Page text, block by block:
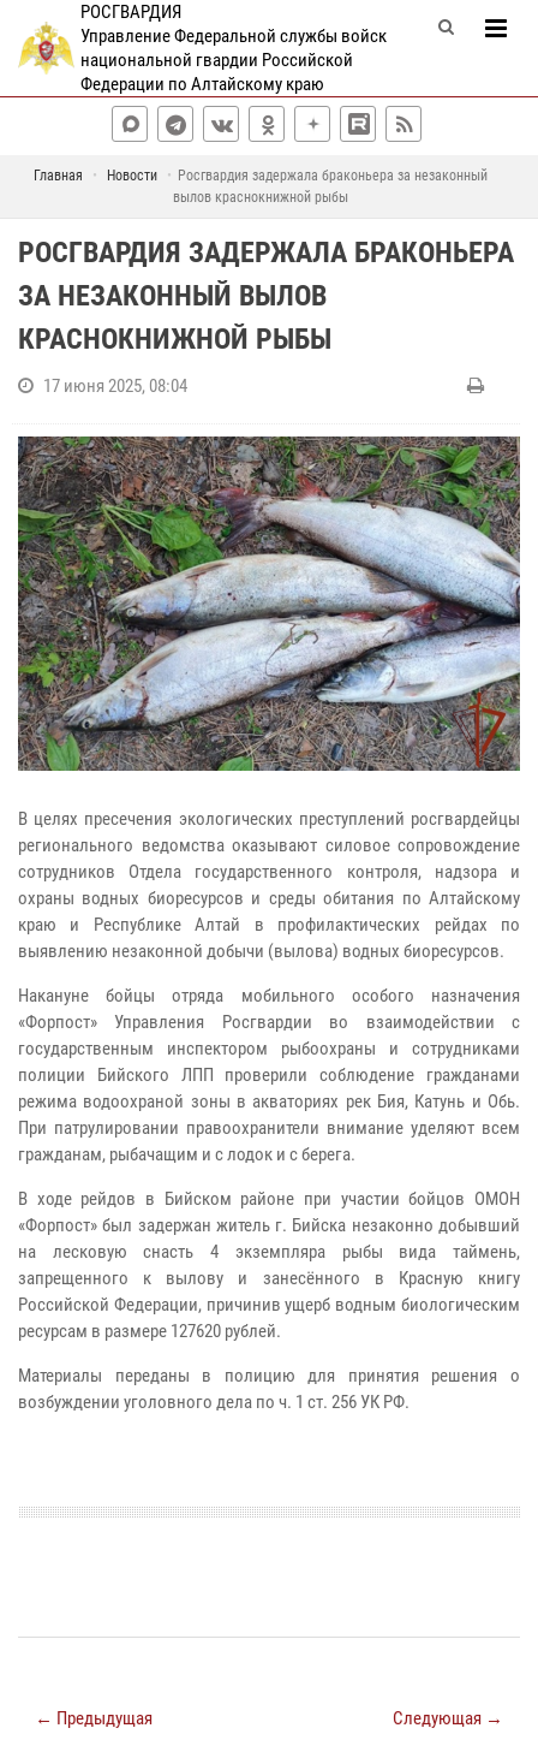
РОСГВАРДИЯ
Управление Федеральной службы войск
национальной гвардии Российской
Федерации по Алтайскому краю
Главная Новости
Росгвардия задержала браконьера за незаконный
вылов краснокнижной рыбы
РОСГВАРДИЯ ЗАДЕРЖАЛА БРАКОНЬЕРА
ЗА НЕЗАКОННЫЙ ВЫЛОВ
КРАСНОКНИЖНОЙ РЫБЫ
17 июня 2025, 08:04
В целях пресечения экологических преступлений росгвардейцы
регионального ведомства оказывают силовое сопровождение
сотрудников Отдела государственного контроля, надзора и
охраны водных биоресурсов и среды обитания по Алтайскому
краю и Республике Алтай в профилактических рейдах по
выявлению незаконной добычи (вылова) водных биоресурсов.
Накануне бойцы отряда мобильного особого назначения
«Форпост» Управления Росгвардии во взаимодействии с
государственным инспектором рыбоохраны и сотрудниками
полиции Бийского ЛПП проверили соблюдение гражданами
режима водоохраной зоны в акваториях рек Бия, Катунь и Обь.
При патрулировании правоохранители внимание уделяют всем
гражданам, рыбачащим и с лодок и с берега.
В ходе рейдов в Бийском районе при участии бойцов ОМОН
«Форпост» был задержан житель г. Бийска незаконно добывший
на лесковую снасть 4 экземпляра рыбы вида таймень,
запрещенного к вылову и занесённого в Красную книгу
Российской Федерации, причинив ущерб водным биологическим
ресурсам в размере 127620 рублей.
Материалы переданы в полицию для принятия решения о
возбуждении уголовного дела по ч. 1 ст. 256 УК РФ.
← Предыдущая Следующая →